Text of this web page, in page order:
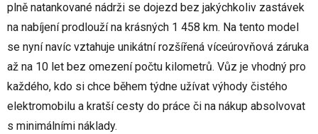
plně natankované nádrži se dojezd bez jakýchkoliv zastávek
na nabíjení prodlouží na krásných 1 458 km. Na tento model
se nyní navíc vztahuje unikátní rozšířená víceúrovňová záruka
až na 10 let bez omezení počtu kilometrů. Vůz je vhodný pro
každého, kdo si chce během týdne užívat výhody čistého
elektromobilu a kratší cesty do práce či na nákup absolvovat
s minimálními náklady.